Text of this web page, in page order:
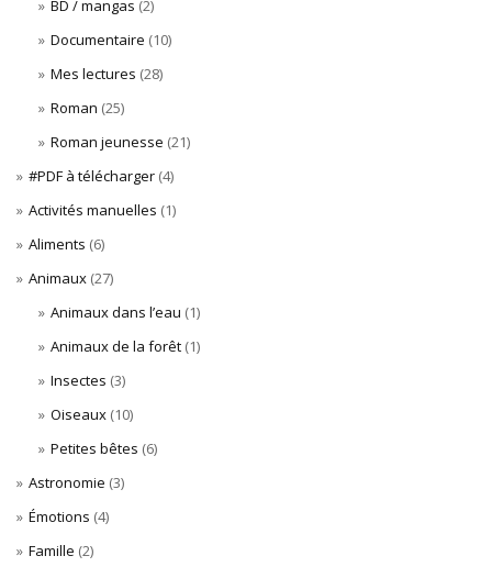
BD / mangas (2)
Documentaire (10)
Mes lectures (28)
Roman (25)
Roman jeunesse (21)
#PDF à télécharger (4)
Activités manuelles (1)
Aliments (6)
Animaux (27)
Animaux dans l’eau (1)
Animaux de la forêt(1)
Insectes (3)
Oiseaux(10)
Petites bêtes (6)
Astronomie (3)
Émotions (4)
Famille (2)